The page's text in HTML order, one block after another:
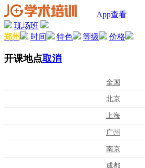
App查看
现场班
郑州
时间 特色 等级 价格
开课地点取消
全国
北京
上海
广州
南京
成都